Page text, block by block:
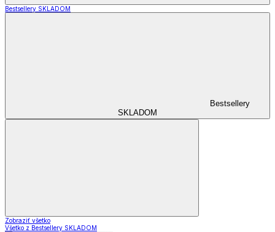
Bestsellery SKLADOM
Bestsellery
SKLADOM
Zobraziť všetko
Všetko z Bestsellery SKLADOM